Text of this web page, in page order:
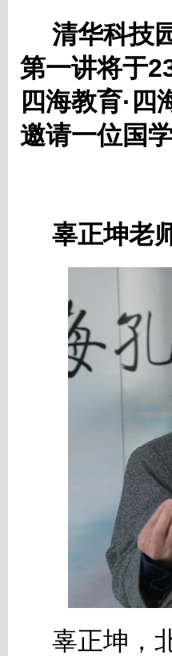
清华科技
第一讲将于
四海教育·
邀请一位国
辜正坤老
辜正坤，